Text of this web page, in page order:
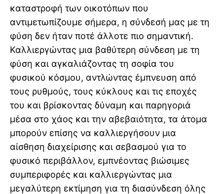
καταστροφή των οικοτόπων που
αντιμετωπίζουμε σήμερα, η σύνδεσή μας με τη
φύση δεν ήταν ποτέ άλλοτε πιο σημαντική.
Καλλιεργώντας μια βαθύτερη σύνδεση με τη
φύση και αγκαλιάζοντας τη σοφία του
φυσικού κόσμου, αντλώντας έμπνευση από
τους ρυθμούς, τους κύκλους και τις εποχές
του και βρίσκοντας δύναμη και παρηγοριά
μέσα στο χάος και την αβεβαιότητα, τα άτομα
μπορούν επίσης να καλλιεργήσουν μια
αίσθηση διαχείρισης και σεβασμού για τo
φυσικό περιβάλλον, εμπνέοντας βιώσιμες
συμπεριφορές και καλλιεργώντας μια
μεγαλύτερη εκτίμηση για τη διασύνδεση όλης